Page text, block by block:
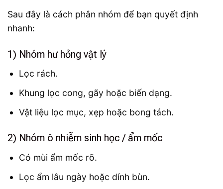
Sau đây là cách phân nhóm để bạn quyết định
nhanh:
1) Nhóm hư hỏng vật lý
Lọc rách.
Khung lọc cong, gãy hoặc biến dạng.
Vật liệu lọc mục, xẹp hoặc bong tách.
2) Nhóm ô nhiễm sinh học / ẩm mốc
Có mùi ẩm mốc rõ.
Lọc ẩm lâu ngày hoặc dính bùn.